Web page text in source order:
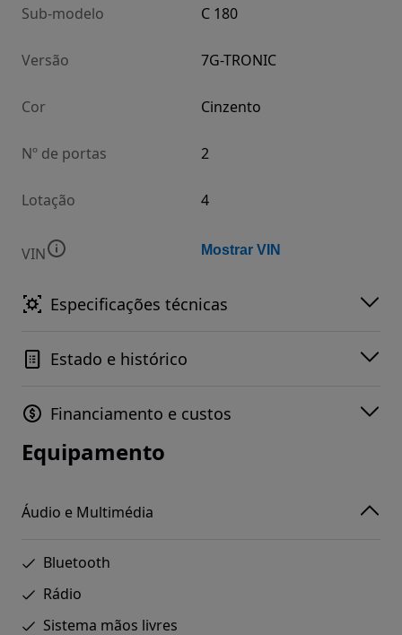
Sub-modelo C 180
Versão 7G-TRONIC
Cor Cinzento
Nº de portas 2
Lotação 4
VIN Mostrar VIN
Especificações técnicas
Estado e histórico
Financiamento e custos
Equipamento
Áudio e Multimédia
Bluetooth
Rádio
Sistema mãos livres